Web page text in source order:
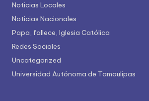
Noticias Locales
Noticias Nacionales
Papa, fallece, Iglesia Católica
Redes Sociales
Uncategorized
Universidad Autónoma de Tamaulipas